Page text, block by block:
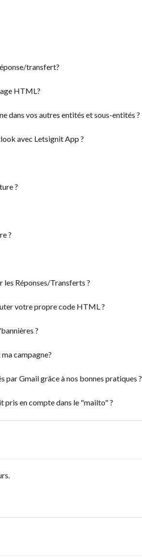
transfert?
HTML?
dans vos autres entités et sous-entités ?
avec Letsignit App ?
?
?
Réponses/Transferts ?
votre propre code HTML ?
?
campagne?
par Gmail grâce à nos bonnes pratiques ?
pris en compte dans le "mailto" ?